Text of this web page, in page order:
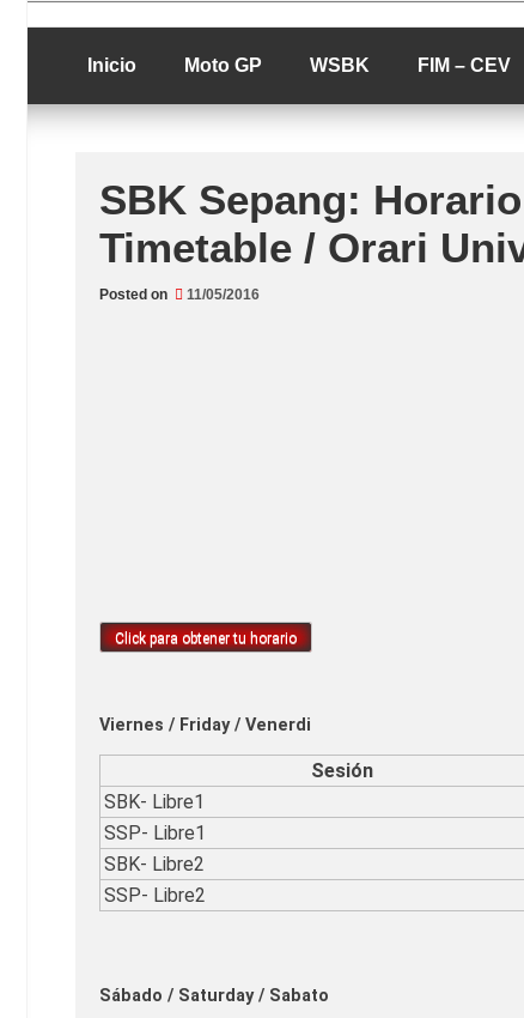
to
contentLucio Lopez GP
luciolopezgp
Inicio Moto GP WSBK FIM – CEV
SBK Sepang:
Timetable / Orari
Posted on 11/05/2016
Click para obtener tu horario
Viernes / Friday / Venerdi
Sesión
SBK- Libre1
SSP- Libre1
SBK- Libre2
SSP- Libre2
Sábado / Saturday / Sabato